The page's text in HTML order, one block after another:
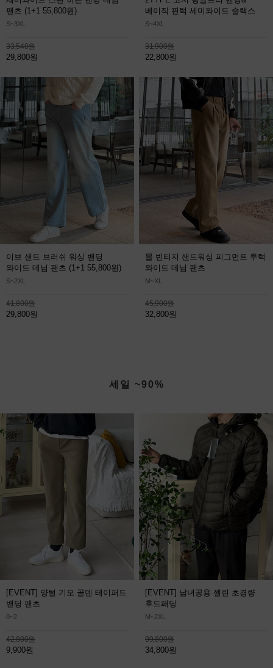
팬츠 (1+1 55,800원)
S~3XL
33,540원
29,800원
베이직 핀턱 세미와이드 슬랙스
S~4XL
31,900원
22,800원
이브 샌드 브러쉬 워싱 밴딩
와이드 데님 팬츠 (1+1 55,800원)
S~2XL
41,800원
29,800원
몰 빈티지 샌드워싱 피그먼트 투턱
와이드 데님 팬츠
M~XL
45,900원
32,800원
세일 ~90%
[EVENT] 양털 기모 골덴 테이퍼드
밴딩 팬츠
0~2
42,800원
9,900원
[EVENT] 남녀공용 젤린 초경량
후드패딩
M~2XL
99,800원
34,800원